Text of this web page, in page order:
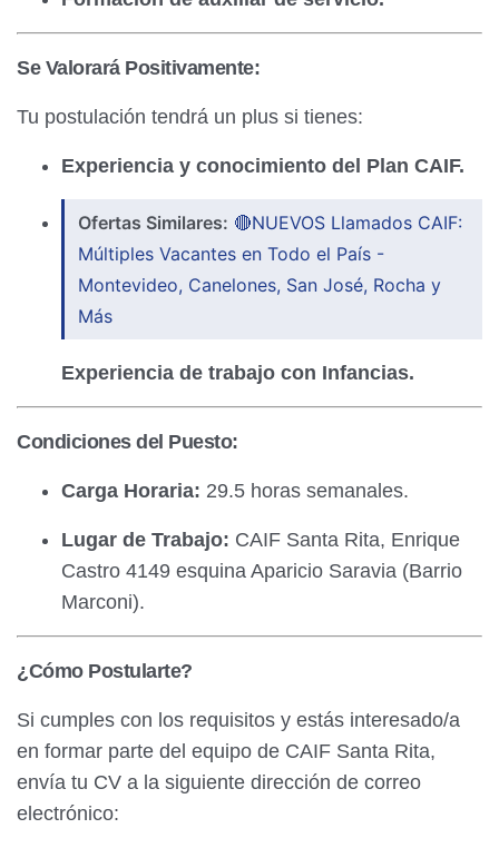
Se Valorará Positivamente:
Tu postulación tendrá un plus si tienes:
Experiencia y conocimiento del Plan CAIF.
Ofertas Similares: 🔴NUEVOS Llamados CAIF:
Múltiples Vacantes en Todo el País -
Montevideo, Canelones, San José, Rocha y
Más
Experiencia de trabajo con Infancias.
Condiciones del Puesto:
Carga Horaria: 29.5 horas semanales.
Lugar de Trabajo: CAIF Santa Rita, Enrique
Castro 4149 esquina Aparicio Saravia (Barrio
Marconi).
¿Cómo Postularte?
Si cumples con los requisitos y estás interesado/a
en formar parte del equipo de CAIF Santa Rita,
envía tu CV a la siguiente dirección de correo
electrónico: